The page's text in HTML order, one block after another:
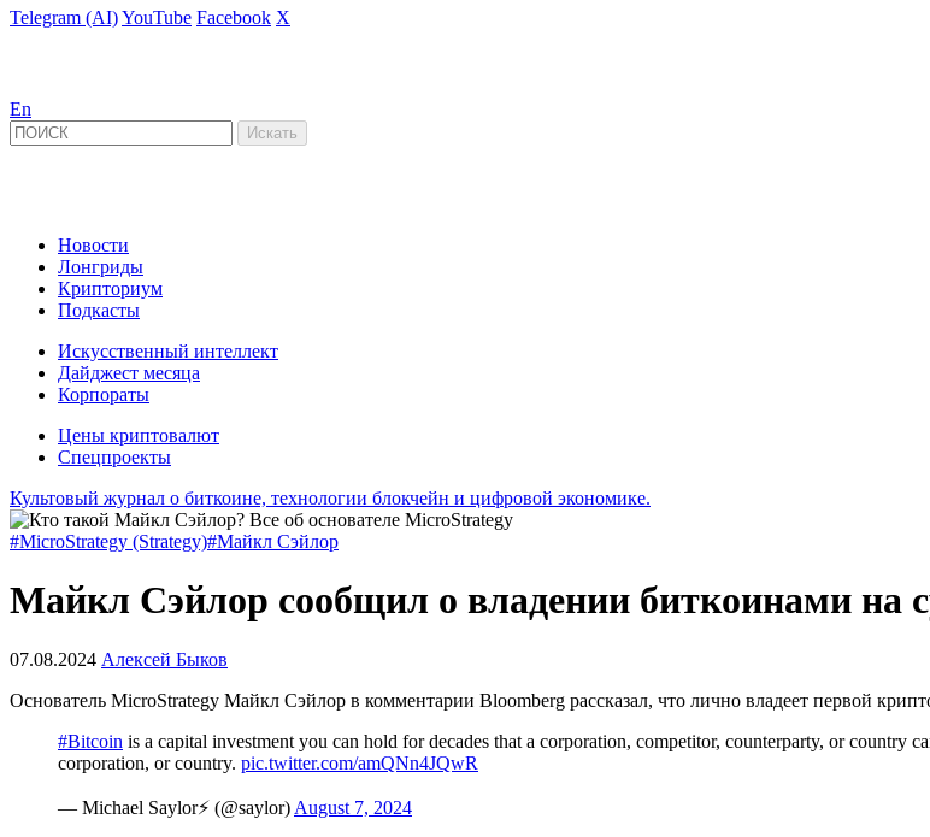
Telegram (AI)YouTube Facebook X
En
Новости
Лонгриды
Крипториум
Подкасты
Искусственный интеллект
Дайджест месяца
Корпораты
Цены криптовалют
Спецпроекты
Культовый журнал о биткоине, технологии блокчейн и цифровой экономике.
#MicroStrategy (Strategy)#Майкл Сэйлор
Майкл Сэйлор сообщил о владении биткоинами на
07.08.2024 Алексей Быков
Основатель MicroStrategy Майкл Сэйлор в комментарии Bloomberg рассказал, что лично владеет первой
#Bitcoin is a capital investment you can hold for decades that a corporation, competitor, counterparty, or country
corporation, or country. pic.twitter.com/amQNn4JQwR
— Michael Saylor⚡️ (@saylor) August 7, 2024